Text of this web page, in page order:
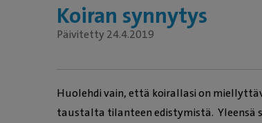
Koiran synnytys
Päivitetty 24.4.2019
Huolehdi vain, että koirallasi on
taustalta tilanteen edistymistä. Yleensä